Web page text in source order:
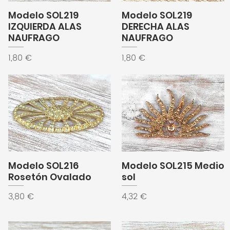
Modelo SOL219
IZQUIERDA ALAS
NAUFRAGO
Precio
1,80 €
Modelo SOL219
DERECHA ALAS
NAUFRAGO
Precio
1,80 €
Modelo SOL216
Rosetón Ovalado
Precio
3,80 €
Modelo SOL215 Medio
sol
Precio
4,32 €